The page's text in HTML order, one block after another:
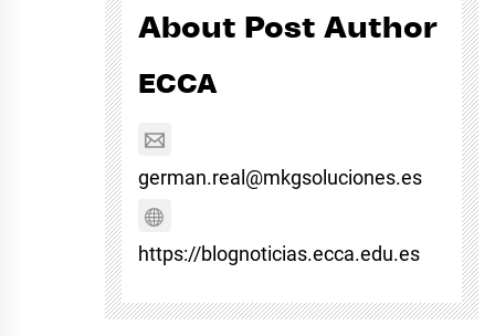
About Post Author
ECCA
german.real@mkgsoluciones.es
https://blognoticias.ecca.edu.es